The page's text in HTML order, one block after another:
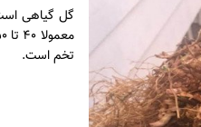
مشاهده بیشتر
تخم است.